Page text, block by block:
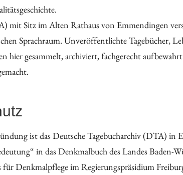
mit Sitz im Alten Rathaus von Emmendingen
Sprachraum. Unveröffentlichte Tagebücher,
hier gesammelt, archiviert, fachgerecht
ist das Deutsche Tagebucharchiv (DTA) in
in das Denkmalbuch des Landes Baden-
Denkmalpflege im Regierungspräsidium